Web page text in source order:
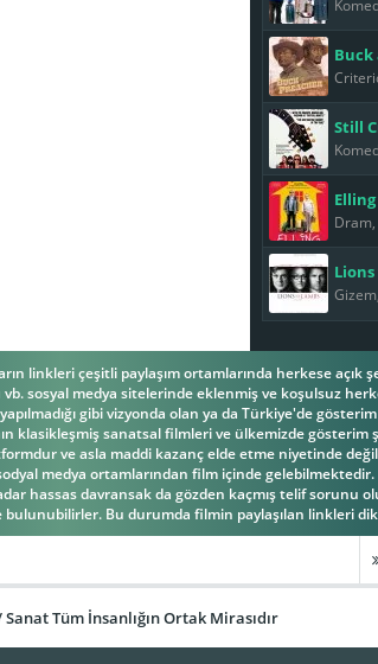
Buck
Still
Elling
linkleri çeşitli paylaşım ortamlarında herkese açık
sosyal medya sitelerinde eklenmiş ve koşulsuz
gibi vizyonda olan ya da Türkiye'de
klasikleşmiş sanatsal filmleri ve ülkemizde gösterim
ve asla maddi kazanç elde etme niyetinde
medya ortamlarından film içinde
hassas davransak da gözden kaçmış telif sorunu
Bu durumda filmin paylaşılan linkleri
Tüm İnsanlığın Ortak Mirasıdır